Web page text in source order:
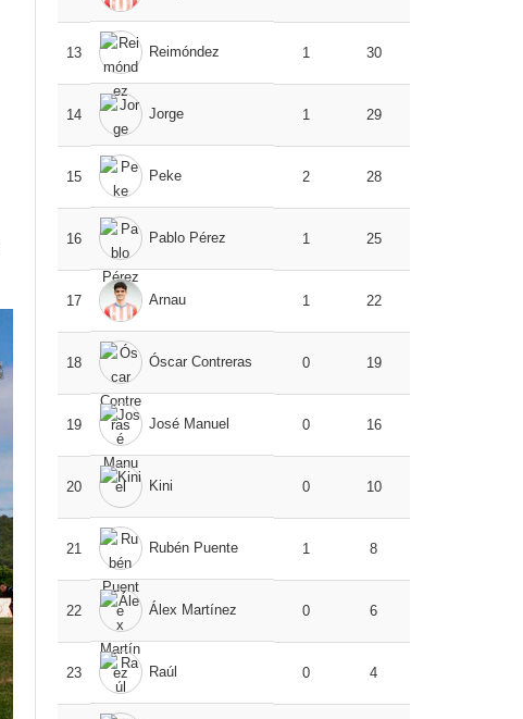
13 Reimóndez 1 30
14 Jorge 1 29
15 Peke 2 28
16 Pablo Pérez 1 25
17 Arnau 1 22
18 Óscar Contreras 0 19
19 José Manuel 0 16
20 Kini 0 10
21 Rubén Puente 1 8
22 Álex Martínez 0 6
23 Raúl 0 4